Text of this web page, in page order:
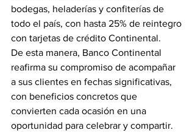
bodegas, heladerías y confiterías de
todo el país, con hasta 25% de reintegro
con tarjetas de crédito Continental.
De esta manera, Banco Continental
reafirma su compromiso de acompañar
a sus clientes en fechas significativas,
con beneficios concretos que
convierten cada ocasión en una
oportunidad para celebrar y compartir.